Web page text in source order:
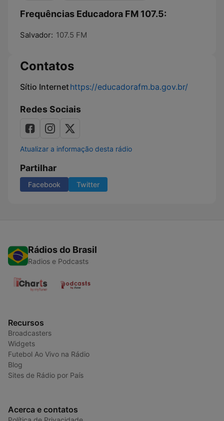
Frequências Educadora FM 107.5:
Salvador: 107.5 FM
Contatos
Sítio Internethttps://educadorafm.ba.gov.br/
Redes Sociais
Atualizar a informação desta rádio
Partilhar
Facebook Twitter
Rádios do Brasil
Radios e Podcasts
Recursos
Broadcasters
Widgets
Futebol Ao Vivo na Rádio
Blog
Sites de Rádio por País
Acerca e contatos